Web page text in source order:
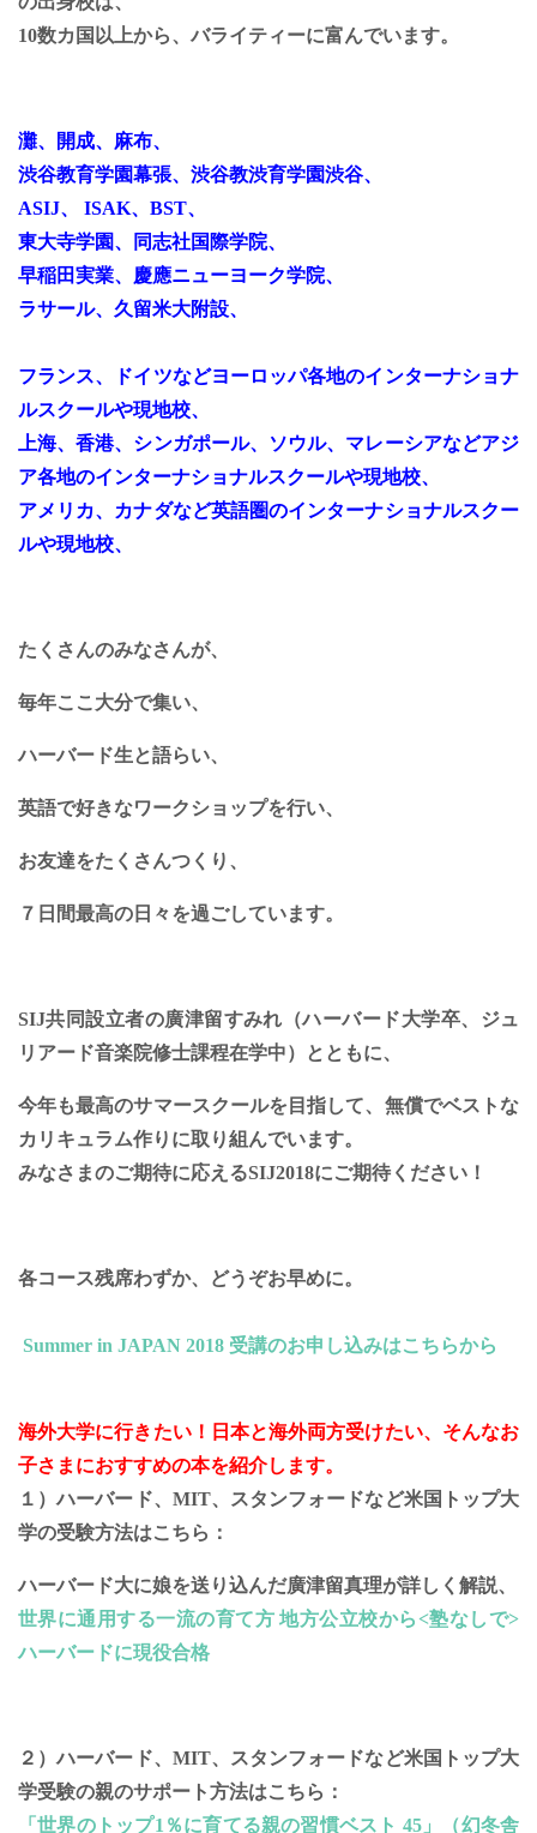
10数カ国以上から、バライティーに富んでいます。
灘、開成、麻布、
渋谷教育学園幕張、渋谷教渋育学園渋谷、
ASIJ、 ISAK、BST、
東大寺学園、同志社国際学院、
早稲田実業、
慶應ニューヨーク学院、
ラサール、久留米大附設、
フランス、ドイツなどヨーロッパ各地のインターナショナ
ルスクールや現地校、
上海、香港、シンガポール、ソウル、マレーシアなどアジ
ア各地のインターナショナルスクールや現地校、
アメリカ、カナダなど英語圏のインターナショナルスクー
ルや現地校、
たくさんのみなさんが、
毎年ここ大分で集い、
ハーバード生と語らい、
英語で好きなワークショップを行い、
お友達をたくさんつくり、
７日間最高の日々を過ごしています。
SIJ共同設立者の廣津留すみれ（ハーバード大学卒、ジュ
リアード音楽院修士課程在学中）とともに、
今年も最高のサマースクールを目指して、無償でベストな
カリキュラム作りに取り組んでいます。
みなさまのご期待に応えるSIJ2018にご期待ください！
各コース残席わずか、どうぞお早めに。
Summer in JAPAN 2018 受講のお申し込みはこちらから
海外大学に行きたい！日本と海外両方受けたい、そんなお
子さまにおすすめの本を紹介します。
１）ハーバード、MIT、スタンフォードなど米国トップ大
学の受験方法はこちら：
ハーバード大に娘を送り込んだ廣津留真理が詳しく解説、
世界に通用する一流の育て方 地方公立校から<塾なしで>
ハーバードに現役合格
２）ハーバード、MIT、スタンフォードなど米国トップ大
学受験の親のサポート方法はこちら：
「世界のトップ1％に育てる親の習慣ベスト 45」（幻冬舎